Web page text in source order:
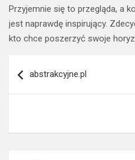
Przyjemnie się to przegląda, a
jest naprawdę inspirujący.
kto chce poszerzyć swoje
wpisu
abstrakcyjne.pl